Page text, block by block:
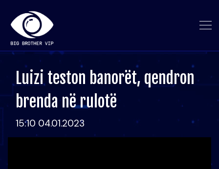
Luizi teston banorët, qendron
brenda në rulotë
15:10 04.01.2023